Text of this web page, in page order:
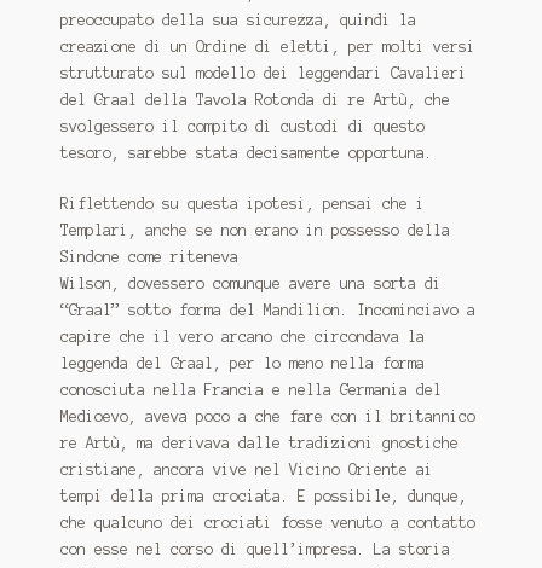
preoccupato della sua sicurezza, quindi la
creazione di un Ordine di eletti, per molti versi
strutturato sul modello dei leggendari Cavalieri
del Graal della Tavola Rotonda di re Artù, che
svolgessero il compito di custodi di questo
tesoro, sarebbe stata decisamente opportuna.
Riflettendo su questa ipotesi, pensai che i
Templari, anche se non erano in possesso della
Sindone come riteneva
Wilson, dovessero comunque avere una sorta di
“Graal” sotto forma del Mandilion. Incominciavo a
capire che il vero arcano che circondava la
leggenda del Graal, per lo meno nella forma
conosciuta nella Francia e nella Germania del
Medioevo, aveva poco a che fare con il britannico
re Artù, ma derivava dalle tradizioni gnostiche
cristiane, ancora vive nel Vicino Oriente ai
tempi della prima crociata. E possibile, dunque,
che qualcuno dei crociati fosse venuto a contatto
con esse nel corso di quell’impresa. La storia